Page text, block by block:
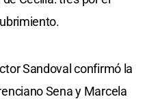
Sandoval confirmó la
Sena y Marcela